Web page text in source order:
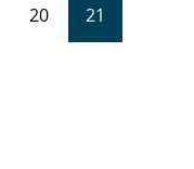
20 21